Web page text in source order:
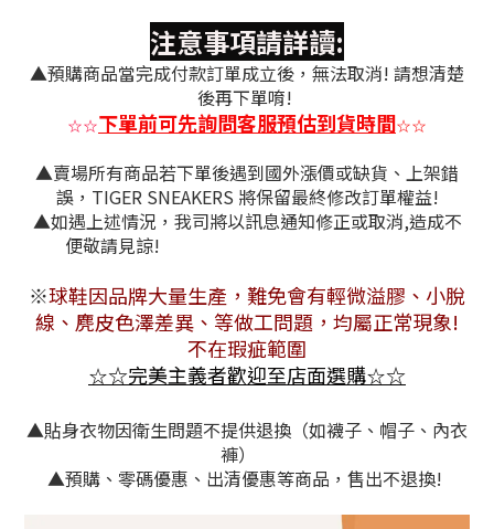
注意事項請詳讀:
▲預購商品當完成付款訂單成立後，無法取消! 請想清楚
後再下單唷!
☆☆下單前可先詢問客服預估到貨時間☆☆
▲賣場所有商品若下單後遇到國外漲價或缺貨、上架錯
誤，TIGER SNEAKERS 將保留最終修改訂單權益!
▲如遇上述情況，我司將以訊息通知修正或取消,造成不
便敬請見諒!
※球鞋因品牌大量生產，難免會有輕微溢膠、小脫
線、麂皮色澤差異 、等做工問題，均屬正常現象!
不在瑕疵範圍
☆☆完美主義者歡迎至店面選購☆☆
▲貼身衣物因衛生問題不提供退換（如襪子、帽子、內衣
褲）
▲預購、零碼優惠、出清優惠等商品，售出不退換!